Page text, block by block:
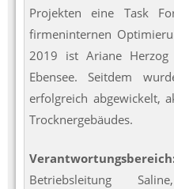
Projekten eine Task
firmeninternen
2019 ist Ariane Herzog
Ebensee. Seitdem
erfolgreich abgewickelt,
Trocknergebäudes.
Betriebsleitung